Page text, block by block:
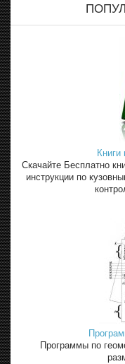
Книги
Скачайте Бесплатно
инструкции по
Программы по